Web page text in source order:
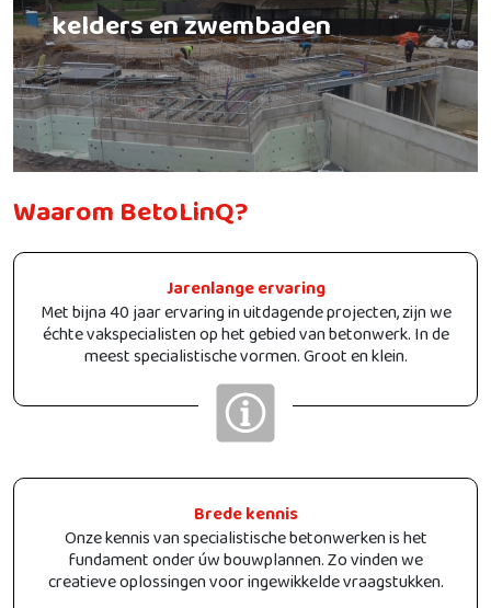
kelders en zwembaden
Waarom BetoLinQ?
Jarenlange ervaring
Met bijna 40 jaar ervaring in uitdagende projecten, zijn we
échte vakspecialisten op het gebied van betonwerk. In de
meest specialistische vormen. Groot en klein.
Brede kennis
Onze kennis van specialistische betonwerken is het
fundament onder úw bouwplannen. Zo vinden we
creatieve oplossingen voor ingewikkelde vraagstukken.